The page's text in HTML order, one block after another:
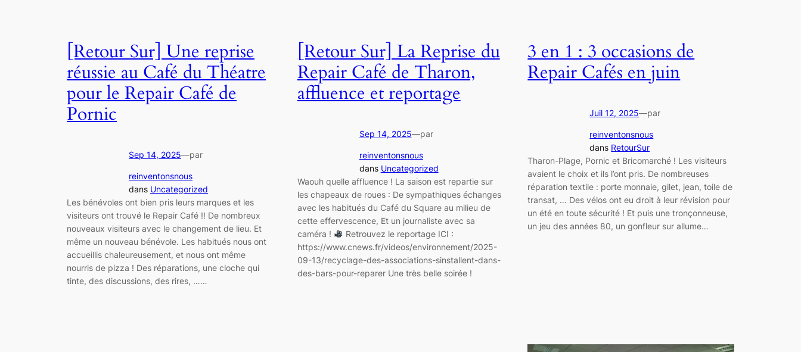
[Retour Sur] Une reprise
réussie au Café du Théatre
pour le Repair Café de
Pornic
Sep 14, 2025—par
reinventonsnous
dans Uncategorized
Les bénévoles ont bien pris leurs marques et les
visiteurs ont trouvé le Repair Café !! De nombreux
nouveaux visiteurs avec le changement de lieu. Et
même un nouveau bénévole. Les habitués nous ont
accueillis chaleureusement, et nous ont même
nourris de pizza ! Des réparations, une cloche qui
tinte, des discussions, des rires, ……
[Retour Sur] La Reprise du
Repair Café de Tharon,
affluence et reportage
Sep 14, 2025—par
reinventonsnous
dans Uncategorized
Waouh quelle affluence ! La saison est repartie sur
les chapeaux de roues : De sympathiques échanges
avec les habitués du Café du Square au milieu de
cette effervescence, Et un journaliste avec sa
caméra !
Retrouvez le reportage ICI :
https://www.cnews.fr/videos/environnement/2025-
09-13/recyclage-des-associations-sinstallent-dans-
des-bars-pour-reparer Une très belle soirée !
3 en 1 : 3 occasions de
Repair Cafés en juin
Juil 12, 2025—par
reinventonsnous
dans RetourSur
Tharon-Plage, Pornic et Bricomarché ! Les visiteurs
avaient le choix et ils l’ont pris. De nombreuses
réparation textile : porte monnaie, gilet, jean, toile de
transat, … Des vélos ont eu droit à leur révision pour
un été en toute sécurité ! Et puis une tronçonneuse,
un jeu des années 80, un gonfleur sur allume…